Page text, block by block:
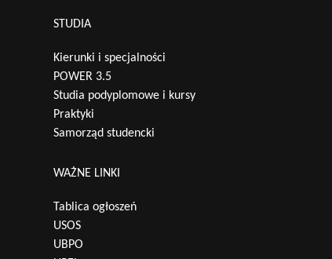
STUDIA
Kierunki i specjalności
POWER 3.5
Studia podyplomowe i kursy
Praktyki
Samorząd studencki
WAŻNE LINKI
Tablica ogłoszeń
USOS
UBPO